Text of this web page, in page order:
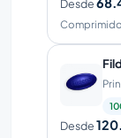
Desde
Desde